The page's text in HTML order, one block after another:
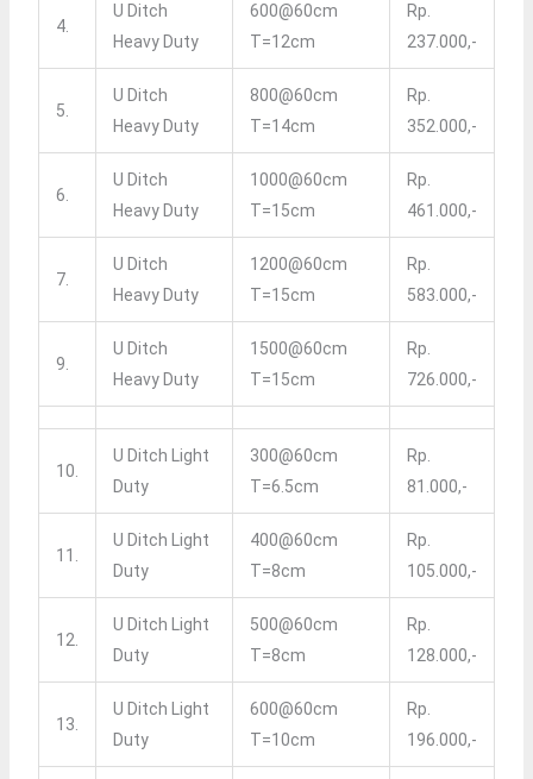
4.
U Ditch
Heavy Duty
600@60cm
T=12cm
Rp.
237.000,-
5.
U Ditch
Heavy Duty
800@60cm
T=14cm
Rp.
352.000,-
6.
U Ditch
Heavy Duty
1000@60cm
T=15cm
Rp.
461.000,-
7.
U Ditch
Heavy Duty
1200@60cm
T=15cm
Rp.
583.000,-
9.
U Ditch
Heavy Duty
1500@60cm
T=15cm
Rp.
726.000,-
10.
U Ditch Light
Duty
300@60cm
T=6.5cm
Rp.
81.000,-
11.
U Ditch Light
Duty
400@60cm
T=8cm
Rp.
105.000,-
12.
U Ditch Light
Duty
500@60cm
T=8cm
Rp.
128.000,-
13.
U Ditch Light
Duty
600@60cm
T=10cm
Rp.
196.000,-